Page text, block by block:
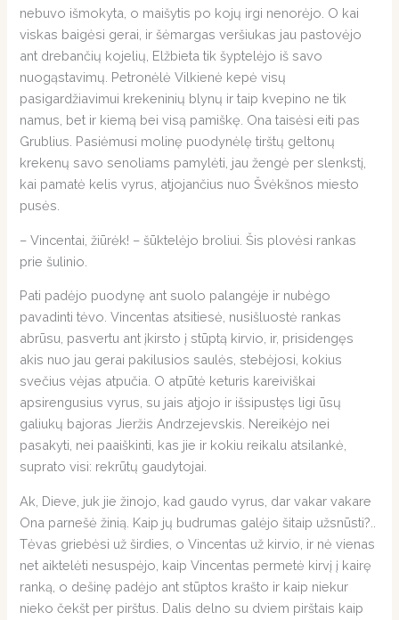
nebuvo išmokyta, o maišytis po kojų irgi nenorėjo. O kai
viskas baigėsi gerai, ir šėmargas veršiukas jau pastovėjo
ant drebančių kojelių, Elžbieta tik šyptelėjo iš savo
nuogąstavimų. Petronėlė Vilkienė kepė visų
pasigardžiavimui krekeninių blynų ir taip kvepino ne tik
namus, bet ir kiemą bei visą pamiškę. Ona taisėsi eiti pas
Grublius. Pasiėmusi molinę puodynėlę tirštų geltonų
krekenų savo senoliams pamylėti, jau žengė per slenkstį,
kai pamatė kelis vyrus, atjojančius nuo Švėkšnos miesto
pusės.
– Vincentai, žiūrėk! – šūktelėjo broliui. Šis plovėsi rankas
prie šulinio.
Pati padėjo puodynę ant suolo palangėje ir nubėgo
pavadinti tėvo. Vincentas atsitiesė, nusišluostė rankas
abrūsu, pasvertu ant įkirsto į stūptą kirvio, ir, prisidengęs
akis nuo jau gerai pakilusios saulės, stebėjosi, kokius
svečius vėjas atpučia. O atpūtė keturis kareiviškai
apsirengusius vyrus, su jais atjojo ir išsipustęs ligi ūsų
galiukų bajoras Jieržis Andrzejevskis. Nereikėjo nei
pasakyti, nei paaiškinti, kas jie ir kokiu reikalu atsilankė,
suprato visi: rekrūtų gaudytojai.
Ak, Dieve, juk jie žinojo, kad gaudo vyrus, dar vakar vakare
Ona parnešė žinią. Kaip jų budrumas galėjo šitaip užsnūsti?..
Tėvas griebėsi už širdies, o Vincentas už kirvio, ir nė vienas
net aiktelėti nesuspėjo, kaip Vincentas permetė kirvį į kairę
ranką, o dešinę padėjo ant stūptos krašto ir kaip niekur
nieko čekšt per pirštus. Dalis delno su dviem pirštais kaip